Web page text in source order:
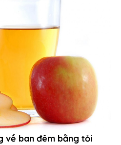
về ban đêm bằng tỏi